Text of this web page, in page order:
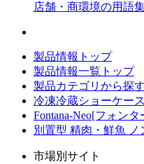
店舗・商環境の用語
製品情報トップ
製品情報一覧トップ
製品カテゴリから探す
冷凍冷蔵ショーケース
Fontana-Neo[フォン
別置型 精肉・鮮魚
市場別サイト